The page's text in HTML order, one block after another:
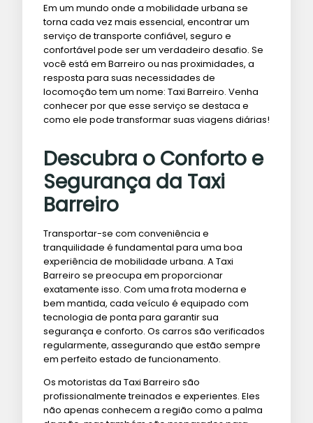
Em um mundo onde a mobilidade urbana se
torna cada vez mais essencial, encontrar um
serviço de transporte confiável, seguro e
confortável pode ser um verdadeiro desafio. Se
você está em Barreiro ou nas proximidades, a
resposta para suas necessidades de
locomoção tem um nome: Taxi Barreiro. Venha
conhecer por que esse serviço se destaca e
como ele pode transformar suas viagens diárias!
Descubra o Conforto e
Segurança da Taxi
Barreiro
Transportar-se com conveniência e
tranquilidade é fundamental para uma boa
experiência de mobilidade urbana. A Taxi
Barreiro se preocupa em proporcionar
exatamente isso. Com uma frota moderna e
bem mantida, cada veículo é equipado com
tecnologia de ponta para garantir sua
segurança e conforto. Os carros são verificados
regularmente, assegurando que estão sempre
em perfeito estado de funcionamento.
Os motoristas da Taxi Barreiro são
profissionalmente treinados e experientes. Eles
não apenas conhecem a região como a palma